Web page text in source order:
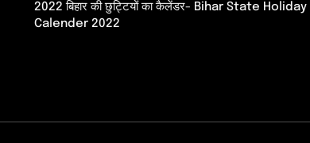
2022 बिहार की छुट्टियों का कैलेंडर- Bihar State Holiday
Calender 2022